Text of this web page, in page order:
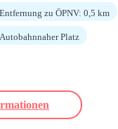
Entfernung zu ÖPNV: 0,5 km
Autobahnnaher Platz